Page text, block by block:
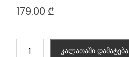
179.00 ₾
კალათაში დამატება